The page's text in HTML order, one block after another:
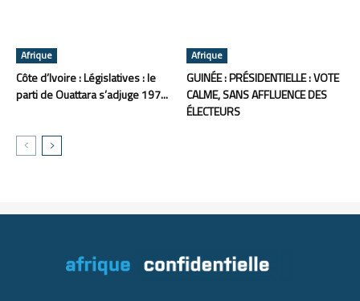
Afrique
Côte d’Ivoire : Législatives : le
parti de Ouattara s’adjuge 197...
Afrique
GUINÉE : PRÉSIDENTIELLE : VOTE
CALME, SANS AFFLUENCE DES
ÉLECTEURS